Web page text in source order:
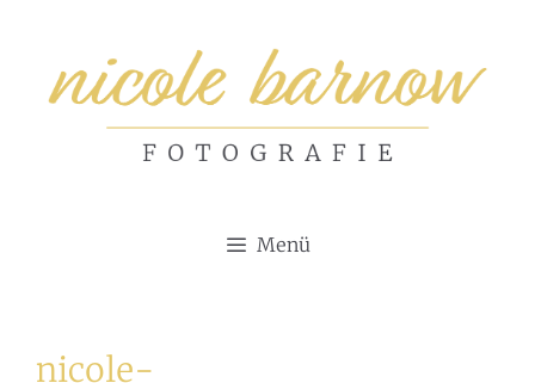
springen
Menü
nicole-